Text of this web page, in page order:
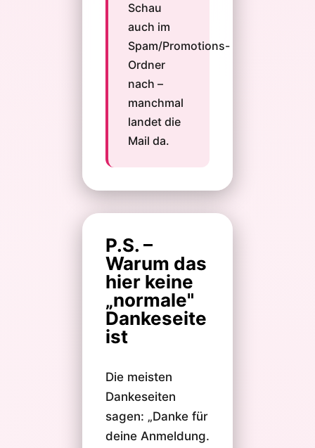
Schau
auch im
Spam/Promotions-
Ordner
nach –
manchmal
landet die
Mail da.
P.S. –
Warum das
hier keine
„normale"
Dankeseite
ist
Die meisten
Dankeseiten
sagen: „Danke für
deine Anmeldung.